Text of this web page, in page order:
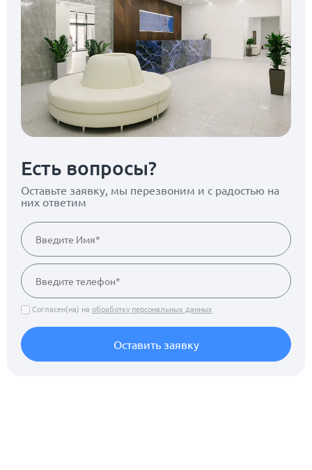
Есть вопросы?
Оставьте заявку, мы перезвоним и с радостью на
них ответим
Согласен(на) на обработку персональных данных
Оставить заявку